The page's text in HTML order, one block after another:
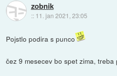
zobnik
:: 11. jan 2021, 23:05
Pojstlo podira s punco
čez 9 mesecev bo spet zima, treba